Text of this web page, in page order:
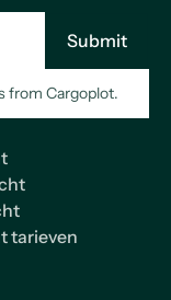
tarieven
from Cargoplot.